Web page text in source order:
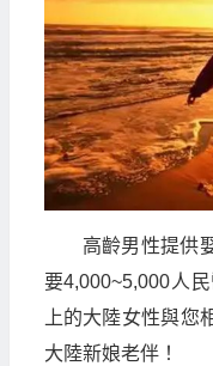
高齡男性提供
要4,000~5,000人
上的大陸女性與您
大陸新娘老伴！